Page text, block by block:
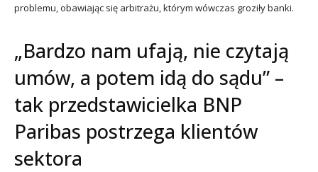
problemu, obawiając się arbitrażu, którym wówczas groziły banki.
„Bardzo nam ufają, nie czytają
umów, a potem idą do sądu” –
tak przedstawicielka BNP
Paribas postrzega klientów
sektora